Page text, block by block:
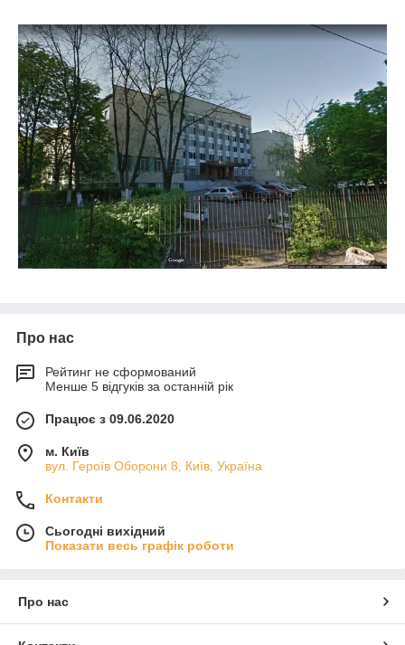
Про нас
Рейтинг не сформований
Менше 5 відгуків за останній рік
Працює з 09.06.2020
м. Київ
вул. Героїв Оборони 8, Київ, Україна
Контакти
Сьогодні вихідний
Показати весь графік роботи
Про нас